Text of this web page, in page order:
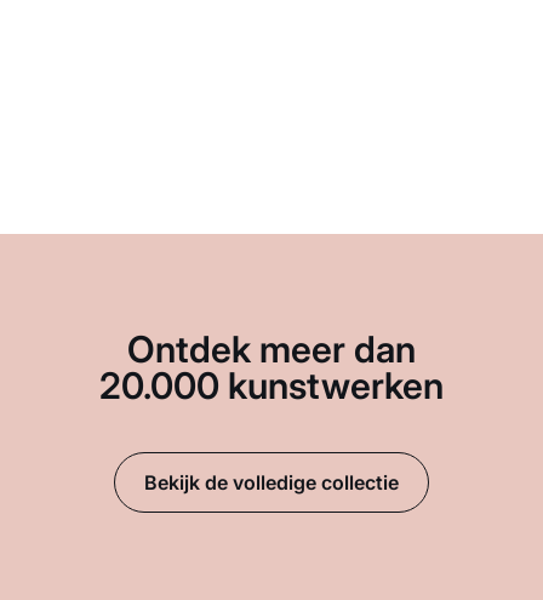
Ontdek meer dan
20.000 kunstwerken
Bekijk de volledige collectie